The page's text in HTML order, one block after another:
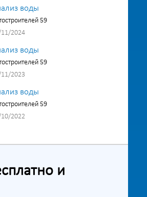
воды
59
2024
воды
59
2023
воды
59
2022
и